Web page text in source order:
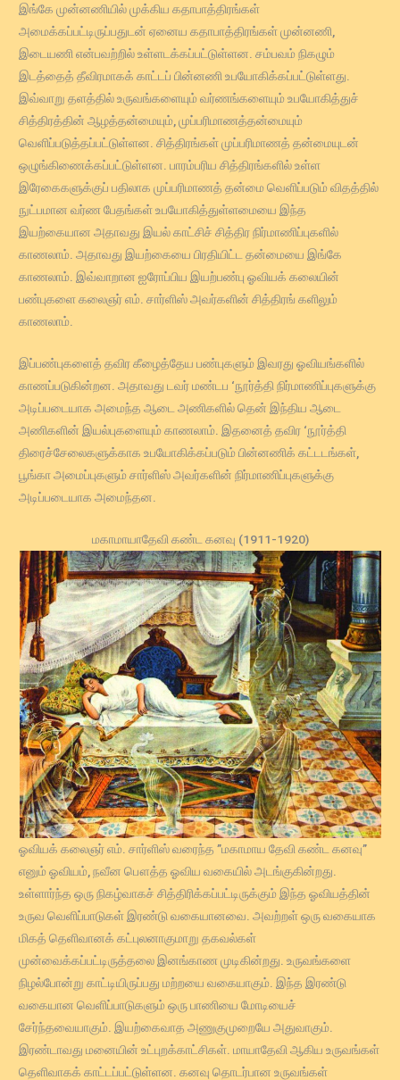
இங்கே முன்னணியில் முக்கிய கதாபாத்திரங்கள்
அமைக்கப்பட்டிருப்பதுடன் ஏனைய கதாபாத்திரங்கள் முன்னணி,
இடையணி என்பவற்றில் உள்ளடக்கப்பட்டுள்ளன. சம்பவம் நிகழும்
இடத்தைத் தீவிரமாகக் காட்டப் பின்னணி உபயோகிக்கப்பட்டுள்ளது.
இவ்வாறு தளத்தில் உருவங்களையும் வர்ணங்களையும் உபயோகித்துச்
சித்திரத்தின் ஆழத்தன்மையும், முப்பரிமாணத்தன்மையும்
வெளிப்படுத்தப்பட்டுள்ளன. சித்திரங்கள் முப்பரிமாணத் தன்மையுடன்
ஒழுங்கிணைக்கப்பட்டுள்ளன. பாரம்பரிய சித்திரங்களில் உள்ள
இரேகைகளுக்குப் பதிலாக முப்பரிமாணத் தன்மை வெளிப்படும் விதத்தில்
நுட்பமான வர்ண பேதங்கள் உபயோகித்துள்ளமையை இந்த
இயற்கையான அதாவது இயல் காட்சிச் சித்திர நிர்மாணிப்புகளில்
காணலாம். அதாவது இயற்கையை பிரதியிட்ட தன்மையை இங்கே
காணலாம். இவ்வாறான ஐரோப்பிய இயற்பண்பு ஓவியக் கலையின்
பண்புகளை கலைஞர் எம். சார்ளிஸ் அவர்களின் சித்திரங் களிலும்
காணலாம்.
இப்பண்புகளைத் தவிர கீழைத்தேய பண்புகளும் இவரது ஓவியங்களில்
காணப்படுகின்றன. அதாவது டவர் மண்டப ‘நூர்த்தி நிர்மாணிப்புகளுக்கு
அடிப்படையாக அமைந்த ஆடை அணிகளில் தென் இந்திய ஆடை
அணிகளின் இயல்புகளையும் காணலாம். இதனைத் தவிர ‘நூர்த்தி
திரைச்சேலைகளுக்காக உபயோகிக்கப்படும் பின்னணிக் கட்டடங்கள்,
பூங்கா அமைப்புகளும் சார்ளிஸ் அவர்களின் நிர்மாணிப்புகளுக்கு
அடிப்படையாக அமைந்தன.
மகாமாயாதேவி கண்ட கனவு (1911-1920)
ஓவியக் கலைஞர் எம். சார்ளிஸ் வரைந்த ”மகாமாய தேவி கண்ட கனவு”
எனும் ஓவியம், நவீன பௌத்த ஓவிய வகையில் அடங்குகின்றது.
உள்ளார்ந்த ஒரு நிகழ்வாகச் சித்திரிக்கப்பட்டிருக்கும் இந்த ஓவியத்தின்
உருவ வெளிப்பாடுகள் இரண்டு வகையானவை. அவற்றள் ஒரு வகையாக
மிகத் தெளிவானக் கட்புலனாகுமாறு தகவல்கள்
முன்வைக்கப்பட்டிருத்தலை இனங்காண முடிகின்றது. உருவங்களை
நிழல்போன்று காட்டியிருப்பது மற்றயை வகையாகும். இந்த இரண்டு
வகையான வெளிப்பாடுகளும் ஒரு பாணியை மோடியைச்
சேர்ந்தவையாகும். இயற்கைவாத அணுகுமுறையே அதுவாகும்.
இரண்டாவது மனையின் உட்புறக்காட்சிகள். மாயாதேவி ஆகிய உருவங்கள்
தெளிவாகக் காட்டப்பட்டுள்ளன. கனவு தொடர்பான உருவங்கள்